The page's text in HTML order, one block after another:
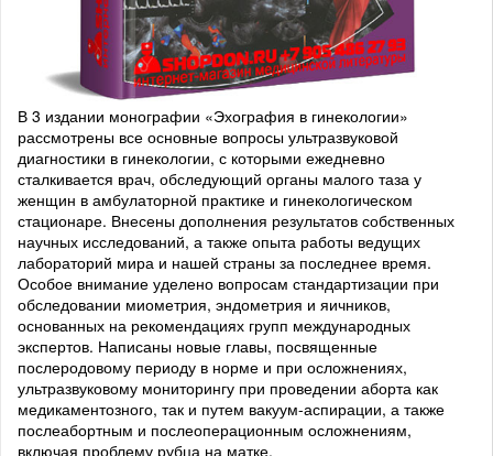
В 3 издании монографии «Эхография в гинекологии»
рассмотрены все основные вопросы ультразвуковой
диагностики в гинекологии, с которыми ежедневно
сталкивается врач, обследующий органы малого таза у
женщин в амбулаторной практике и гинекологическом
стационаре. Внесены дополнения результатов собственных
научных исследований, а также опыта работы ведущих
лабораторий мира и нашей страны за последнее время.
Особое внимание уделено вопросам стандартизации при
обследовании миометрия, эндометрия и яичников,
основанных на рекомендациях групп международных
экспертов. Написаны новые главы, посвященные
послеродовому периоду в норме и при осложнениях,
ультразвуковому мониторингу при проведении аборта как
медикаментозного, так и путем вакуум-аспирации, а также
послеабортным и послеоперационным осложнениям,
включая проблему рубца на матке.